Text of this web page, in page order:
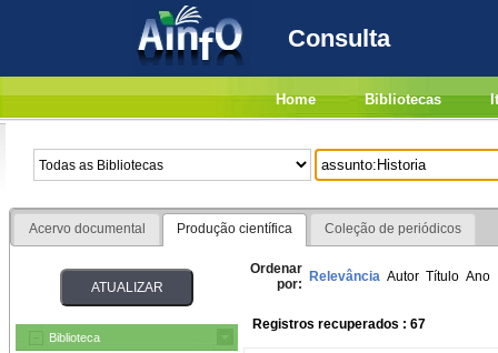
Consulta
Home Bibliotecas
Acervo documental Produção científica Coleção de periódicos
Biblioteca
Ordenar
por: Relevância Autor Título Ano
Registros recuperados : 67